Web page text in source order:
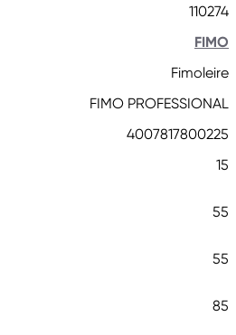
110274
FIMO
Fimoleire
FIMO PROFESSIONAL
4007817800225
15
55
55
85